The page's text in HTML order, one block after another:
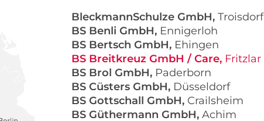
BleckmannSchulze GmbH, Troisdorf
BS Benli GmbH, Ennigerloh
BS Bertsch GmbH, Ehingen
BS Breitkreuz GmbH / Care, Fritzlar
BS Brol GmbH, Paderborn
BS Cüsters GmbH, Düsseldorf
BS Gottschall GmbH, Crailsheim
BS Güthermann GmbH, Achim